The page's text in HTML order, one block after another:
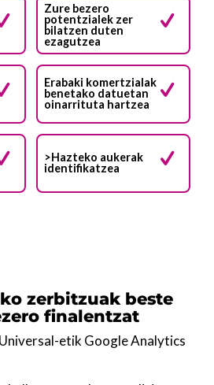
Zure bezero
potentzialek zer
bilatzen duten
ezagutzea
Erabaki komertzialak
benetako datuetan
oinarrituta hartzea
>Hazteko aukerak
identifikatzea
zerbitzuak beste
finalentzat
etik Google Analytics